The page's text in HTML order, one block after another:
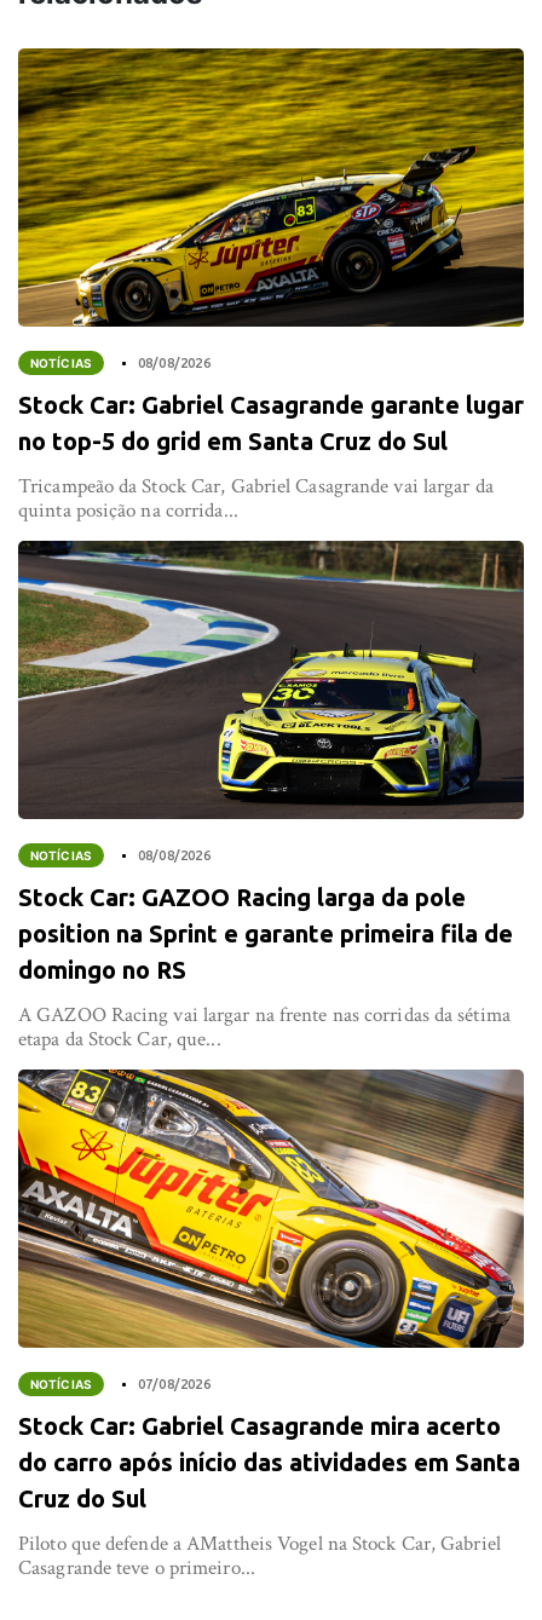
NOTÍCIAS 08/08/2026
Stock Car: Gabriel Casagrande garante lugar
no top-5 do grid em Santa Cruz do Sul
Tricampeão da Stock Car, Gabriel Casagrande vai largar da
quinta posição na corrida...
NOTÍCIAS 08/08/2026
Stock Car: GAZOO Racing larga da pole
position na Sprint e garante primeira fila de
domingo no RS
A GAZOO Racing vai largar na frente nas corridas da sétima
etapa da Stock Car, que...
NOTÍCIAS 07/08/2026
Stock Car: Gabriel Casagrande mira acerto
do carro após início das atividades em Santa
Cruz do Sul
Piloto que defende a AMattheis Vogel na Stock Car, Gabriel
Casagrande teve o primeiro...